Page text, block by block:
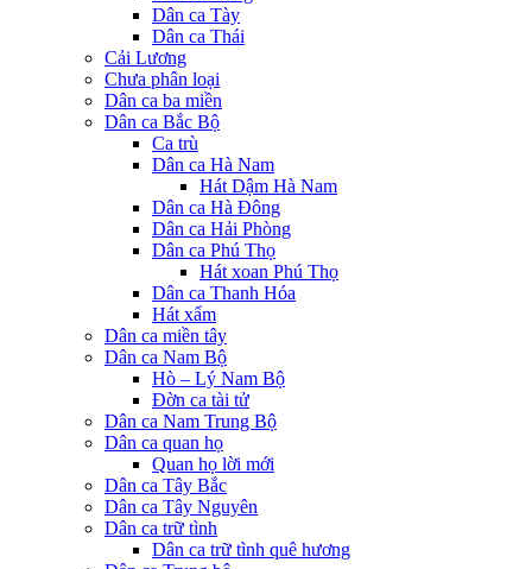
Dân ca Tày
Dân ca Thái
Cải Lương
Chưa phân loại
Dân ca ba miền
Dân ca Bắc Bộ
Ca trù
Dân ca Hà Nam
Hát Dậm Hà Nam
Dân ca Hà Đông
Dân ca Hải Phòng
Dân ca Phú Thọ
Hát xoan Phú Thọ
Dân ca Thanh Hóa
Hát xẩm
Dân ca miền tây
Dân ca Nam Bộ
Hò – Lý Nam Bộ
Đờn ca tài tử
Dân ca Nam Trung Bộ
Dân ca quan họ
Quan họ lời mới
Dân ca Tây Bắc
Dân ca Tây Nguyên
Dân ca trữ tình
Dân ca trữ tình quê hương